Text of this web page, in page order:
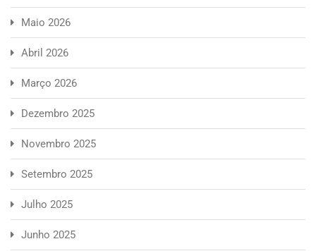
Maio 2026
Abril 2026
Março 2026
Dezembro 2025
Novembro 2025
Setembro 2025
Julho 2025
Junho 2025